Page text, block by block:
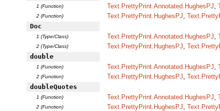
1 (Function) Text.PrettyPrint.Annotated.HughesPJ
2 (Function) Text.PrettyPrint.HughesPJ
Doc
1 (Type/Class) Text.PrettyPrint.Annotated.HughesPJ
2 (Type/Class) Text.PrettyPrint.HughesPJ
double
1 (Function) Text.PrettyPrint.Annotated.HughesPJ
2 (Function) Text.PrettyPrint.HughesPJ
doubleQuotes
1 (Function) Text.PrettyPrint.Annotated.HughesPJ
2 (Function) Text.PrettyPrint.HughesPJ